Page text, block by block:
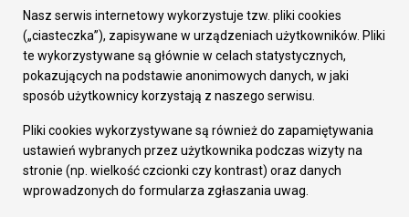
Załatw sprawę
Prezydent Miasta
Rada Miasta
Wydziały
Elektroniczna Skrzynka Podawcza
Gospodarka
Fundusze europejskie
Środki krajowe
Oferty inwestycyjne
Nasz serwis internetowy wykorzystuje tzw. pliki cookies
(„ciasteczka”), zapisywane w urządzeniach użytkowników. Pliki
te wykorzystywane są głównie w celach statystycznych,
pokazujących na podstawie anonimowych danych, w jaki
sposób użytkownicy korzystają z naszego serwisu.
Pliki cookies wykorzystywane są również do zapamiętywania
ustawień wybranych przez użytkownika podczas wizyty na
stronie (np. wielkość czcionki czy kontrast) oraz danych
wprowadzonych do formularza zgłaszania uwag.